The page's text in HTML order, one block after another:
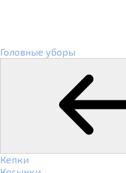
Головные уборы
Кепки